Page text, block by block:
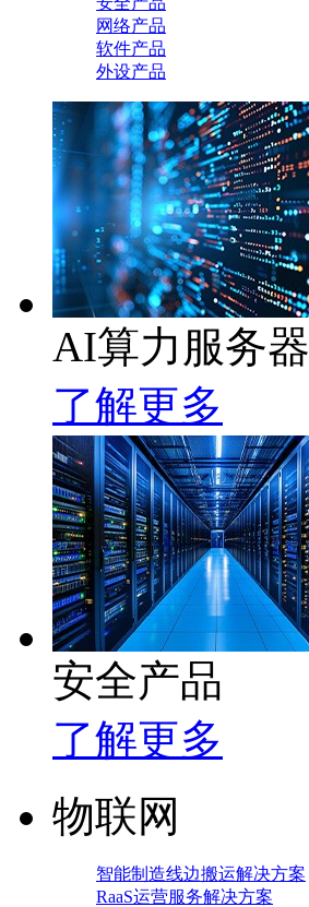
网络产品
软件产品
外设产品
AI算力服务器
了解更多
安全产品
了解更多
物联网
智能制造线边搬运解决方案
RaaS运营服务解决方案